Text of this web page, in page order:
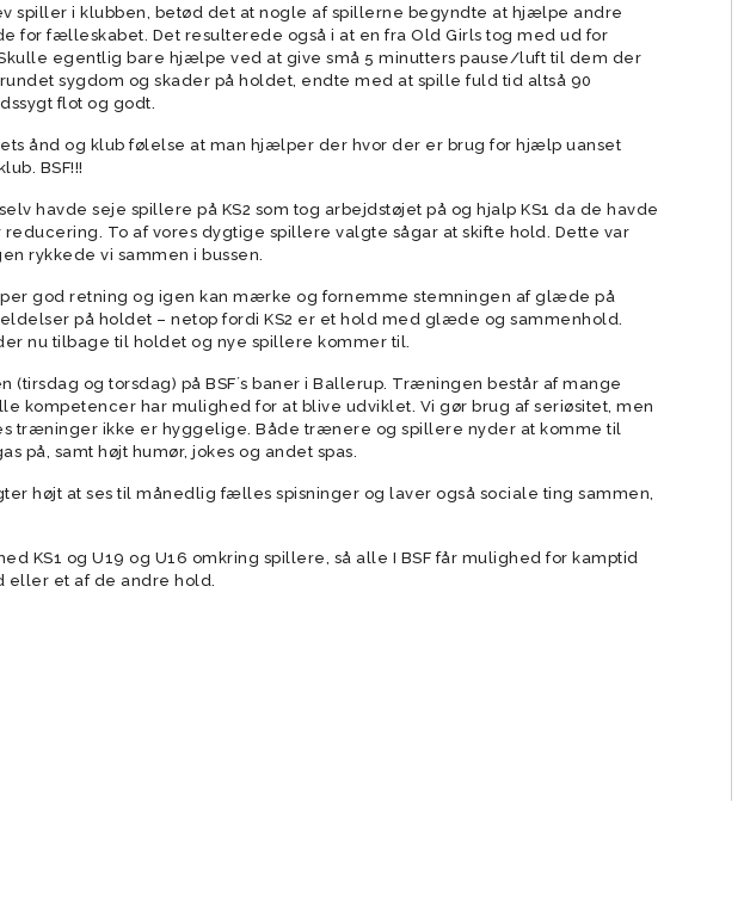
Træningstider
Vision
Rekruttering og scouting
Værdier
Talent setup
Videopolitik
spiller i klubben, betød det at nogle af spillerne begyndte at hjælpe andre
for fælleskabet. Det resulterede også i at en fra Old Girls tog med ud for
egentlig bare hjælpe ved at give små 5 minutters pause/luft til dem der
sygdom og skader på holdet, endte med at spille fuld tid altså 90
flot og godt.
ånd og klub følelse at man hjælper der hvor der er brug for hjælp uanset
BSF!!!
havde seje spillere på KS2 som tog arbejdstøjet på og hjalp KS1 da de havde
To af vores dygtige spillere valgte sågar at skifte hold. Dette var
rykkede vi sammen i bussen.
god retning og igen kan mærke og fornemme stemningen af glæde på
på holdet – netop fordi KS2 er et hold med glæde og sammenhold.
nu tilbage til holdet og nye spillere kommer til.
(tirsdag og torsdag) på BSF´s baner i Ballerup. Træningen består af mange
kompetencer har mulighed for at blive udviklet. Vi gør brug af seriøsitet, men
træninger ikke er hyggelige. Både trænere og spillere nyder at komme til
på, samt højt humør, jokes og andet spas.
højt at ses til månedlig fælles spisninger og laver også sociale ting sammen,
KS1 og U19 og U16 omkring spillere, så alle I BSF får mulighed for kamptid
eller et af de andre hold.